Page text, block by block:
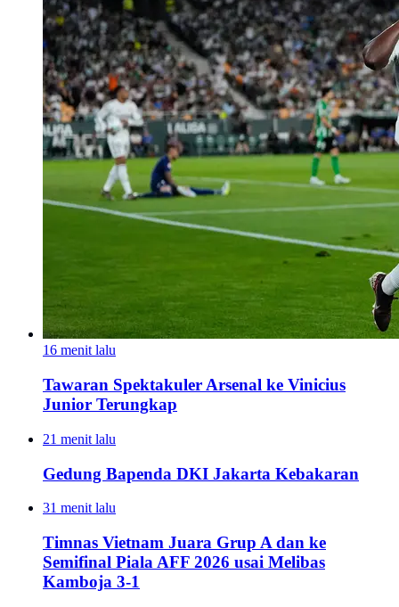
16 menit lalu
Tawaran Spektakuler Arsenal ke Vinicius
Junior Terungkap
21 menit lalu
Gedung Bapenda DKI Jakarta Kebakaran
31 menit lalu
Timnas Vietnam Juara Grup A dan ke
Semifinal Piala AFF 2026 usai Melibas
Kamboja 3-1